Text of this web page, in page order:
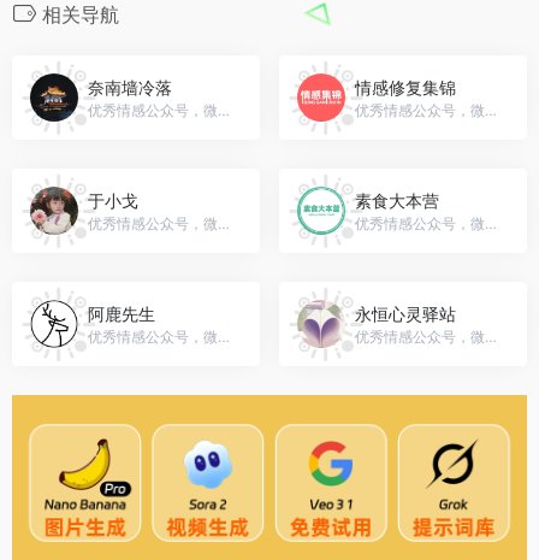
相关导航
奈南墙冷落
优秀情感公众号，微信号：gh_02fbf00aab89
情感修复集锦
优秀情感公众号，微信号：gh_46343b92a18f
于小戈
优秀情感公众号，微信号：yuxiaoge1014
素食大本营
优秀情感公众号，微信号：gh_ca3918b9495a
阿鹿先生
优秀情感公众号，微信号：gh_bf9eee6ba288
永恒心灵驿站
优秀情感公众号，微信号：yongheng201708